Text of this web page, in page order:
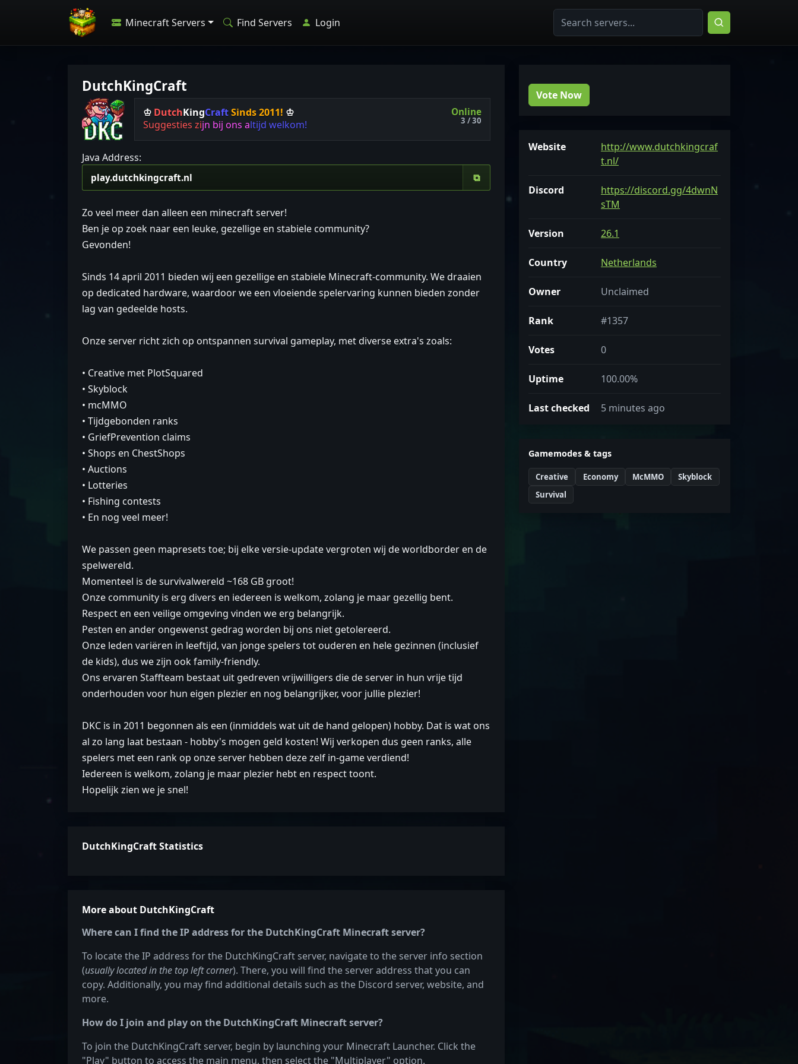
Minecraft Servers Find Servers Login
DutchKingCraft
♔ DutchKingCraftSinds 2011! ♔
Suggesties zijn bij ons altijd welkom!
Online
3 / 30
Java Address:
⧉
Zo veel meer dan alleen een minecraft server!
Ben je op zoek naar een leuke, gezellige en stabiele community?
Gevonden!
Sinds 14 april 2011 bieden wij een gezellige en stabiele Minecraft-community. We draaien
op dedicated hardware, waardoor we een vloeiende spelervaring kunnen bieden zonder
lag van gedeelde hosts.
Onze server richt zich op ontspannen survival gameplay, met diverse extra's zoals:
• Creative met PlotSquared
• Skyblock
• mcMMO
• Tijdgebonden ranks
• GriefPrevention claims
• Shops en ChestShops
• Auctions
• Lotteries
• Fishing contests
• En nog veel meer!
We passen geen mapresets toe; bij elke versie-update vergroten wij de worldborder en de
spelwereld.
Momenteel is de survivalwereld ~168 GB groot!
Onze community is erg divers en iedereen is welkom, zolang je maar gezellig bent.
Respect en een veilige omgeving vinden we erg belangrijk.
Pesten en ander ongewenst gedrag worden bij ons niet getolereerd.
Onze leden variëren in leeftijd, van jonge spelers tot ouderen en hele gezinnen (inclusief
de kids), dus we zijn ook family-friendly.
Ons ervaren Staffteam bestaat uit gedreven vrijwilligers die de server in hun vrije tijd
onderhouden voor hun eigen plezier en nog belangrijker, voor jullie plezier!
DKC is in 2011 begonnen als een (inmiddels wat uit de hand gelopen) hobby. Dat is wat ons
al zo lang laat bestaan - hobby's mogen geld kosten! Wij verkopen dus geen ranks, alle
spelers met een rank op onze server hebben deze zelf in-game verdiend!
Iedereen is welkom, zolang je maar plezier hebt en respect toont.
Hopelijk zien we je snel!
DutchKingCraft Statistics
More about DutchKingCraft
Where can I find the IP address for the DutchKingCraft Minecraft server?
To locate the IP address for the DutchKingCraft server, navigate to the server info section
(usually located in the top left corner). There, you will find the server address that you can
copy. Additionally, you may find additional details such as the Discord server, website, and
more.
How do I join and play on the DutchKingCraft Minecraft server?
To join the DutchKingCraft server, begin by launching your Minecraft Launcher. Click the
"Play" button to access the main menu, then select the "Multiplayer" option.
Vote Now
Website
http://www.dutchkingcraf
t.nl/
Discord
https://discord.gg/4dwnN
sTM
Version 26.1
Country Netherlands
Owner Unclaimed
Rank #1357
Votes 0
Uptime 100.00%
Last checked 5 minutes ago
Gamemodes & tags
Creative Economy McMMO
Skyblock
Survival